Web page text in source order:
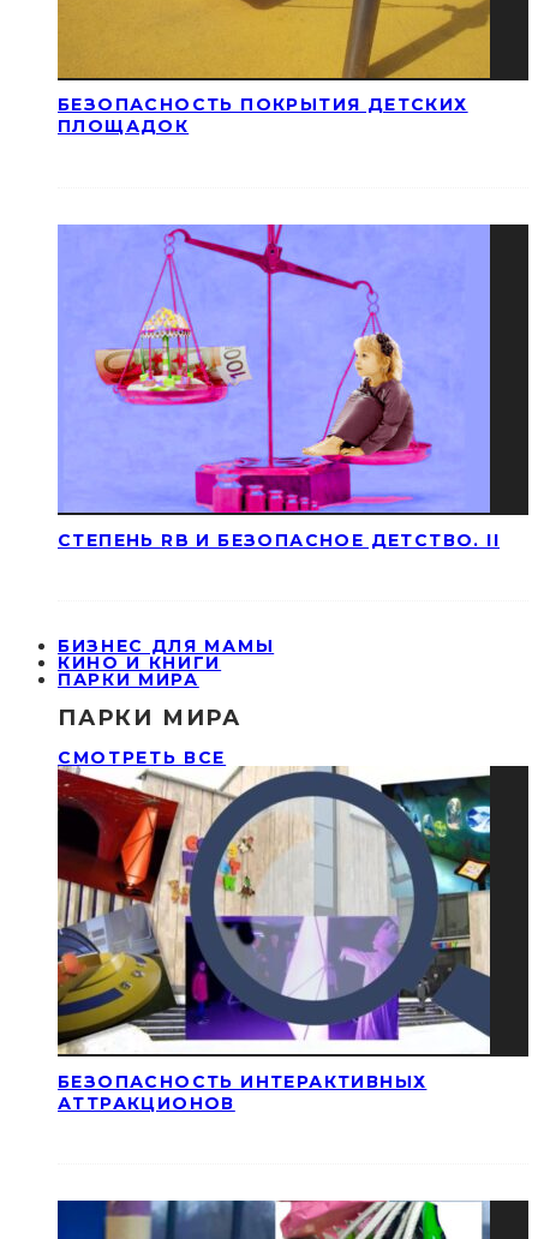
БЕЗОПАСНОСТЬ ПОКРЫТИЯ ДЕТСКИХ
ПЛОЩАДОК
СТЕПЕНЬ RB И БЕЗОПАСНОЕ ДЕТСТВО. II
БИЗНЕС ДЛЯ МАМЫ
КИНО И КНИГИ
ПАРКИ МИРА
ПАРКИ МИРА
СМОТРЕТЬ ВСЕ
БЕЗОПАСНОСТЬ ИНТЕРАКТИВНЫХ
АТТРАКЦИОНОВ